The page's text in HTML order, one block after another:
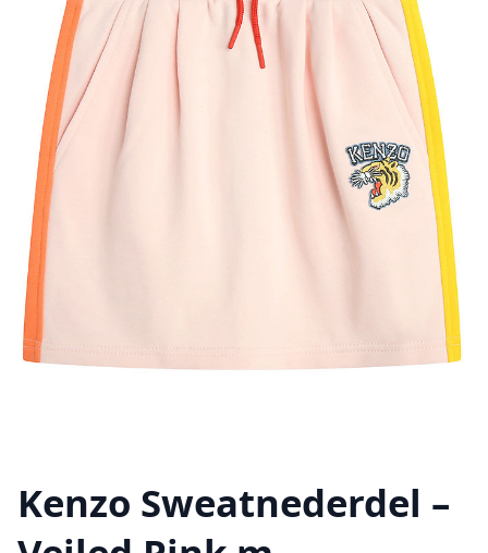
Kenzo Sweatnederdel –